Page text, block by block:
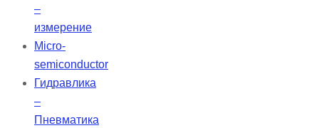
–
измерение
Micro-
semiconductor
Гидравлика
–
Пневматика